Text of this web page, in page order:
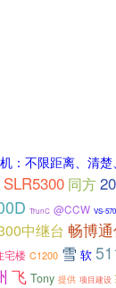
不限距离、清
SLR5300 同方
TrunC @CCW VS-
中继台 畅博
宅楼 C1200 雪 软
飞 Tony 提供 项目建设